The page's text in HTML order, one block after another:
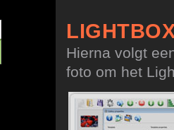
Hierna volgt
foto om het